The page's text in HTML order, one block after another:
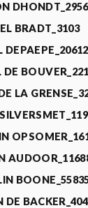
BRADT_3103
DEPAEPE_20612
DE
LA
DE